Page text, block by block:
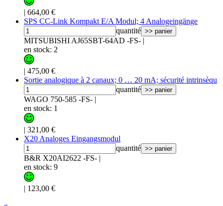
| 664,00 €
SPS CC-Link Kompakt E/A Modul; 4 Analogeingänge
quantité >> panier
MITSUBISHI AJ65SBT-64AD -FS- |
en stock: 2
| 475,00 €
Sortie analogique à 2 canaux; 0 … 20 mA; sécurité intrinsèqu
quantité >> panier
WAGO 750-585 -FS- |
en stock: 1
| 321,00 €
X20 Analoges Eingangsmodul
quantité >> panier
B&R X20AI2622 -FS- |
en stock: 9
| 123,00 €